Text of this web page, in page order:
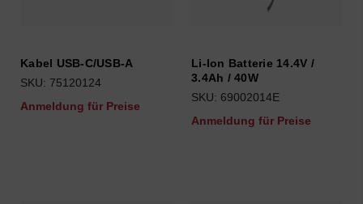
Kabel USB-C/USB-A
SKU: 75120124
Anmeldung für Preise
Li-Ion Batterie 14.4V /
3.4Ah / 40W
SKU: 69002014E
Anmeldung für Preise